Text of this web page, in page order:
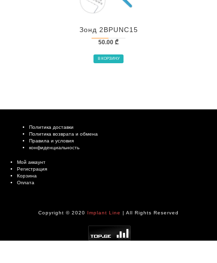
Зонд 2BPUNC15
50.00 ₾
В КОРЗИНУ
Политика доставки
Политика возврата и обмена
Правила и условия
конфиденциальность
Мой аккаунт
Регистрация
Корзина
Оплата
Copyright © 2020 Implant Line | All Rights Reserved